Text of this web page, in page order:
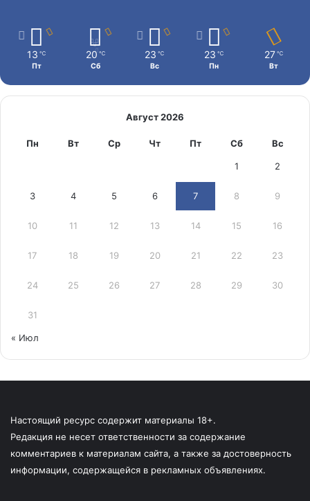
13 ℃
Пт
20 ℃
Сб
23 ℃
Вс
23 ℃
Пн
27 ℃
Вт
Август 2026
Пн Вт Ср Чт Пт Сб Вс
1 2
3 4 5 6 7 8 9
10 11 12 13 14 15 16
17 18 19 20 21 22 23
24 25 26 27 28 29 30
31
« Июл
Настоящий ресурс содержит материалы 18+.
Редакция не несет ответственности за содержание
комментариев к материалам сайта, а также за достоверность
информации, содержащейся в рекламных объявлениях.